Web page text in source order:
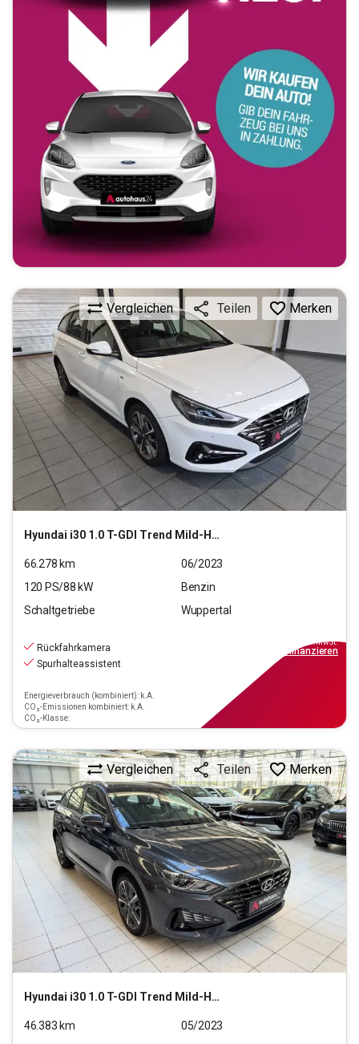
Hyundai i30 1.0 T-GDI Trend Mild-Hybrid (EURO 6d)(OPF)
Vergleichen Teilen Merken
66.278 km
06/2023
120 PS/88 kW
Benzin
Schaltgetriebe
Wuppertal
Rückfahrkamera
Spurhalteassistent
Energieverbrauch (kombiniert): k.A.
CO₂-Emissionen kombiniert: k.A.
CO₂-Klasse:
inkl.MwSt.
finanzieren
Hyundai i30 1.0 T-GDI Trend Mild-Hybrid (EURO 6d)(OPF)
Vergleichen Teilen Merken
46.383 km
05/2023